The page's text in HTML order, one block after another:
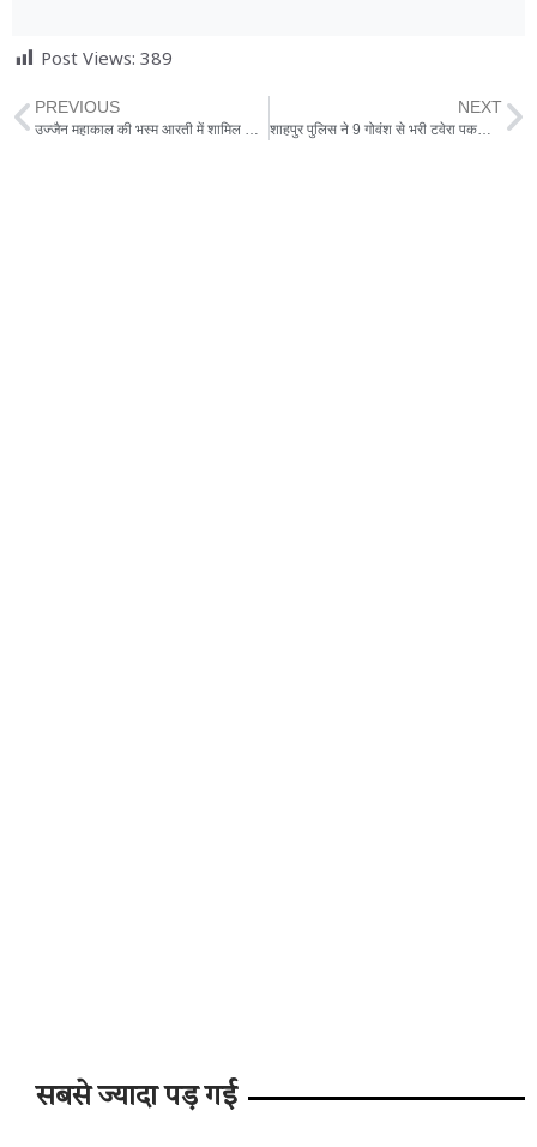
Post Views: 389
PREVIOUS
उज्जैन महाकाल की भस्म आरती में शामिल हो सकेंगे श्रद्धालु ,56 दिनों से लगा था प्रवेश पर प्रतिबंध
NEXT
शाहपुर पुलिस ने 9 गोवंश से भरी टवेरा पकड़ी,ड्राइवर फरार
सबसे ज्यादा पड़ गई